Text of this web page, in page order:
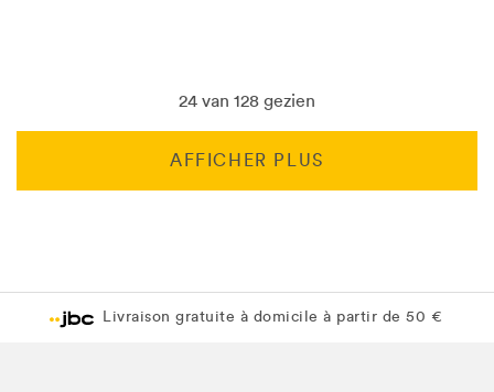
24 van 128 gezien
AFFICHER PLUS
Livraison gratuite en magasin JBC
Livraison gratuite en magasin JBC